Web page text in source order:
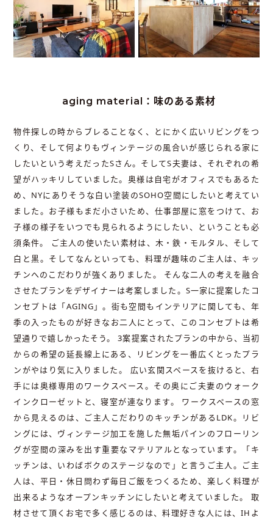
aging material：味のある素材
物件探しの時からブレることなく、とにかく広いリビングをつ
くり、そして何よりもヴィンテージの風合いが感じられる家に
したいという考えだったSさん。そしてS夫妻は、それぞれの希
望がハッキリしていました。奥様は自宅がオフィスでもあるた
め、NYにありそうな白い塗装のSOHO空間にしたいと考えてい
ました。お子様もまだ小さいため、仕事部屋に窓をつけて、お
子様の様子をいつでも見られるようにしたい、ということも必
須条件。 ご主人の使いたい素材は、木・鉄・モルタル、そして
白と黒。そしてなんといっても、料理が趣味のご主人は、キッ
チンへのこだわりが強くありました。 そんな二人の考えを融合
させたプランをデザイナーは考案しました。S一家に提案したコ
ンセプトは「AGING」。街も空間もインテリアに関しても、年
季の入ったものが好きなお二人にとって、このコンセプトは希
望通りで嬉しかったそう。 3案提案されたプランの中から、当初
からの希望の延長線上にある、リビングを一番広くとったプラ
ンがやはり気に入りました。 広い玄関スペースを抜けると、右
手には奥様専用のワークスペース。その奥にご夫妻のウォーク
インクローゼットと、寝室が連なります。 ワークスペースの窓
から見えるのは、ご主人こだわりのキッチンがあるLDK。リビ
ングには、ヴィンテージ加工を施した無垢パインのフローリン
グが空間の深みを出す重要なマテリアルとなっています。「キ
ッチンは、いわばボクのステージなので」と言うご主人。ご主
人は、平日・休日問わず毎日ご飯をつくるため、楽しく料理が
出来るようなオープンキッチンにしたいと考えていました。 取
材させて頂くお宅で多く感じるのは、料理好きな人には、IHよ